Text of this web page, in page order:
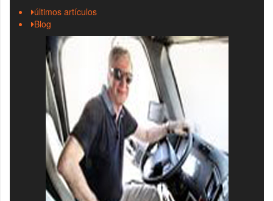
últimos artículos
Blog